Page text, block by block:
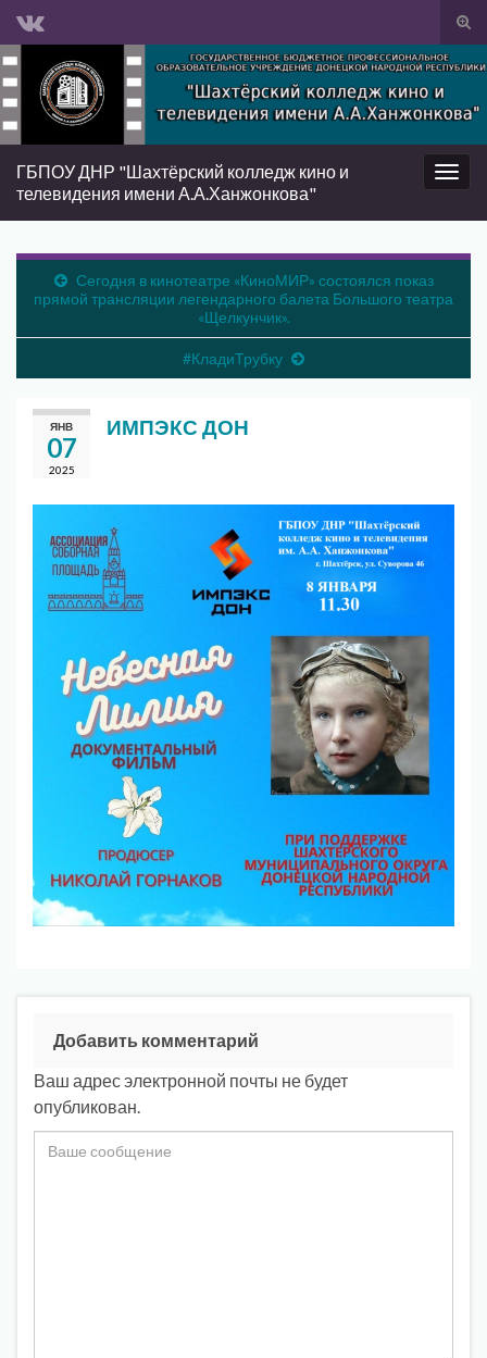
Вкл/
Search for:
Вкл/
ГБПОУ ДНР "Шахтёрский колледж кино и
телевидения имени А.А.Ханжонкова"
Сегодня в кинотеатре «КиноМИР» состоялся показ
прямой трансляции легендарного балета Большого театра
«Щелкунчик».
#КладиТрубку
ЯНВ
07
2025
ИМПЭКС ДОН
Добавить комментарий
Ваш адрес электронной почты не будет
опубликован.